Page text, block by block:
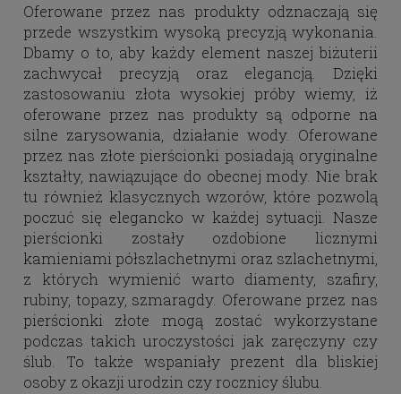
Oferowane przez nas produkty odznaczają się
przede wszystkim wysoką precyzją wykonania.
Dbamy o to, aby każdy element naszej biżuterii
zachwycał precyzją oraz elegancją. Dzięki
zastosowaniu złota wysokiej próby wiemy, iż
oferowane przez nas produkty są odporne na
silne zarysowania, działanie wody. Oferowane
przez nas złote pierścionki posiadają oryginalne
kształty, nawiązujące do obecnej mody. Nie brak
tu również klasycznych wzorów, które pozwolą
poczuć się elegancko w każdej sytuacji. Nasze
pierścionki zostały ozdobione licznymi
kamieniami półszlachetnymi oraz szlachetnymi,
z których wymienić warto diamenty, szafiry,
rubiny, topazy, szmaragdy. Oferowane przez nas
pierścionki złote mogą zostać wykorzystane
podczas takich uroczystości jak zaręczyny czy
ślub. To także wspaniały prezent dla bliskiej
osoby z okazji urodzin czy rocznicy ślubu.